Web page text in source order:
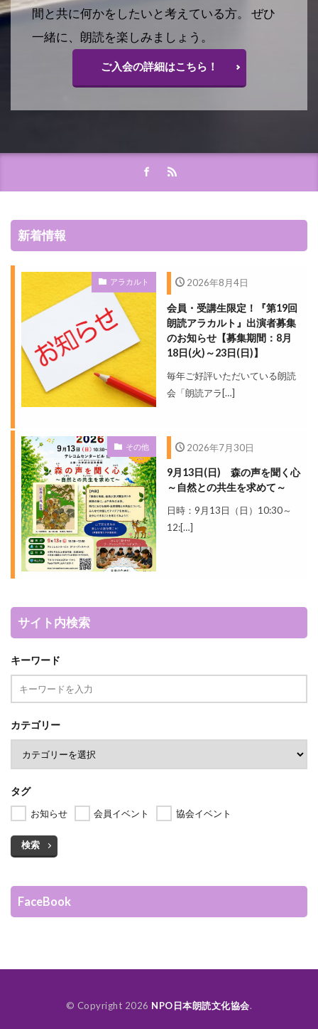
間と共に何かをしたいと考えている方。 ぜひ
一緒に、朗読を楽しみましょう。
ご入会の詳細はこちら！
新着情報
アラカルト 2026年8月4日
会員・受講生限定！『第19回
朗読アラカルト』出演者募集
のお知らせ【募集期間：8月
18日(火)～23日(日)】
毎年ご好評いただいている朗読
会「朗読アラ[…]
その他 2026年7月30日
9月13日(日) 森の声を聞く心
～自然との共生を求めて～
日時：9月13日（日）10:30～
12:[…]
サイト内検索
キーワード
カテゴリー
タグ
お知らせ 会員イベント 協会イベント
検索
FaceBook
© Copyright 2026 NPO日本朗読文化協会.